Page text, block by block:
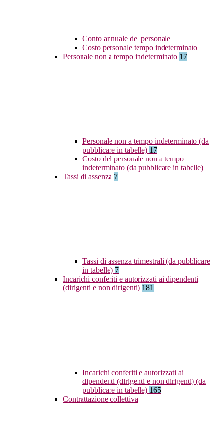
Conto annuale del personale
Costo personale tempo indeterminato
Personale non a tempo indeterminato 17
Personale non a tempo indeterminato (da
pubblicare in tabelle) 17
Costo del personale non a tempo
indeterminato (da pubblicare in tabelle)
Tassi di assenza 7
Tassi di assenza trimestrali (da pubblicare
in tabelle) 7
Incarichi conferiti e autorizzati ai dipendenti
(dirigenti e non dirigenti) 181
Incarichi conferiti e autorizzati ai
dipendenti (dirigenti e non dirigenti) (da
pubblicare in tabelle) 165
Contrattazione collettiva